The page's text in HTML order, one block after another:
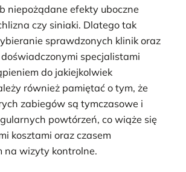
niepożądane efekty uboczne
czy siniaki. Dlatego tak
sprawdzonych klinik oraz
specjalistami
do jakiejkolwiek
również pamiętać o tym, że
zabiegów są tymczasowe i
powtórzeń, co wiąże się
kosztami oraz czasem
na wizyty kontrolne.